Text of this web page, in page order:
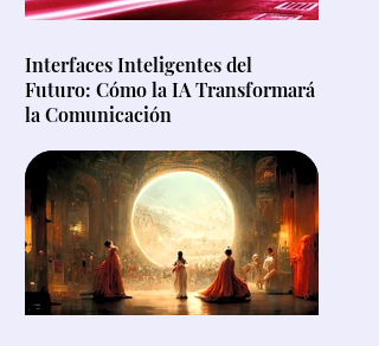
Interfaces Inteligentes del
Futuro: Cómo la IA Transformará
la Comunicación